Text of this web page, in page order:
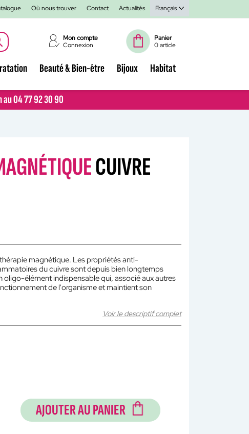
Où nous trouver Contact Actualités Français
Mon compte
Connexion
Panier
0 article
Beauté & Bien-être Bijoux Habitat
04 77 92 30 90
04 77 92 30 90
CUIVRE
magnétique. Les propriétés anti-
du cuivre sont depuis bien longtemps
oligo-élément indispensable qui, associé aux autres
de l'organisme et maintient son
Voir le descriptif complet
AJOUTER AU PANIER